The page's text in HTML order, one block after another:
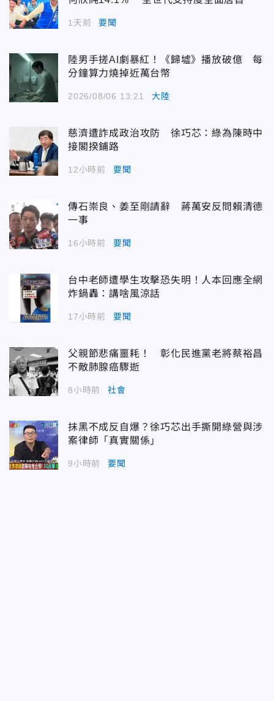
1天前 要聞
陸男手搓AI劇暴紅！《歸墟》播放破億 每
分鐘算力燒掉近萬台幣
2026/08/06 13:21 大陸
慈濟遭詐成政治攻防 徐巧芯：綠為陳時中
接閣揆鋪路
12小時前 要聞
傳石崇良、姜至剛請辭 蔣萬安反問賴清德
一事
16小時前 要聞
台中老師遭學生攻擊恐失明！人本回應全網
炸鍋轟：講啥風涼話
17小時前 要聞
父親節悲痛噩耗！ 彰化民進黨老將蔡裕昌
不敵肺腺癌驟逝
8小時前 社會
抹黑不成反自爆？徐巧芯出手撕開綠營與涉
案律師「真實關係」
9小時前 要聞